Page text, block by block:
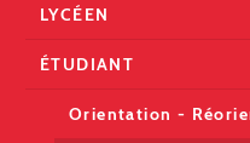
LYCÉEN
ÉTUDIANT
Orientation -